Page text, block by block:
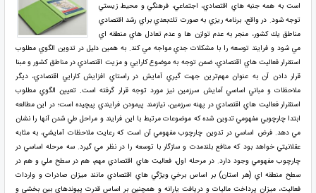
است به همه جنبه­ هاي اقتصادي، اجتماعي، فرهنگي و محيط­ زيستي
توجه شود. در واقع، برنامه­ ريزي به صورت تك‌بعدي براي رشد اقتصادي
مناطق يك كشور، منجر به عدم توازن­ ها و عدم تعادل­ هاي منطقه ­اي
مي­ شود و فرايند توسعه را با مشكلات جدي مواجه مي­ كند. به همين دليل در تدوين الگوي مطلوب
استقرار فعاليت­ هاي اقتصادي، ضمن توجه به موضوع كارايي و مزيت اقتصادي در مناطق كشور و مبنا
قرار دادن آن به عنوان مهم‌ترين جهت ­گيري آمايش در راستاي افزايش كارايي اقتصادي، ديگر
ملاحظات و مباني اساسي آمايش سرزمين نيز مورد توجه قرار گرفته است. تعيين الگوي مطلوب
استقرار فعاليت ­هاي اقتصادي در پهنه سرزمين، نيازمند پيمودن فرايندي پيچيده است؛ در اين مطالعه
ابتدا چارچوبي مفهومي تدوين شده كه موضوعات مرتبط با اين فرايند و مراحل طي شدن آنها را نشان
مي­ دهد. فرض اساسي در تدوين چارچوب مفهومي آن است كه رعايت ملاحظات آمايشي، به مثابه
عقلانيتي خواهد بود كه منافع بلندمدت و سازگار با توسعه را در نظر مي­ گيرد. سه مرحله اساسي در
چارچوب مفهومي وجود دارد. در مرحله اول، فعاليت­ هاي اقتصادي مهم، هم در سطح ملي و هم در
سطح منطقه­ اي (هر استان) بر اساس برخي ويژگي­ هاي اقتصادي مانند ميزان صادرات و واردات
فعاليت، ميزان پرداخت ماليات و دريافت يارانه و همچنين بر اساس قدرت پيوندهاي بين بخشي و